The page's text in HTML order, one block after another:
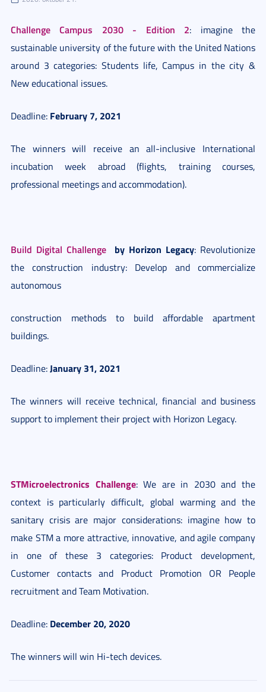
Challenge Campus 2030 - Edition 2: imagine the
sustainable university of the future with the United Nations
around 3 categories: Students life, Campus in the city &
New educational issues.
Deadline: February 7, 2021
The winners will receive an all-inclusive International
incubation week abroad (flights, training courses,
professional meetings and accommodation).
Build Digital Challenge by Horizon Legacy: Revolutionize
the construction industry: Develop and commercialize
autonomous
construction methods to build affordable apartment
buildings.
Deadline:January 31, 2021
The winners will receive technical, financial and business
support to implement their project with Horizon Legacy.
STMicroelectronics Challenge: We are in 2030 and the
context is particularly difficult, global warming and the
sanitary crisis are major considerations: imagine how to
make STM a more attractive, innovative, and agile company
in one of these 3 categories: Product development,
Customer contacts and Product Promotion OR People
recruitment and Team Motivation.
Deadline: December 20, 2020
The winners will win Hi-tech devices.